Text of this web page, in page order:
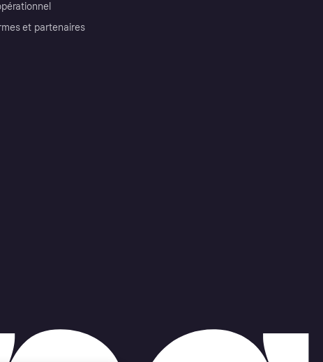
et partenaires